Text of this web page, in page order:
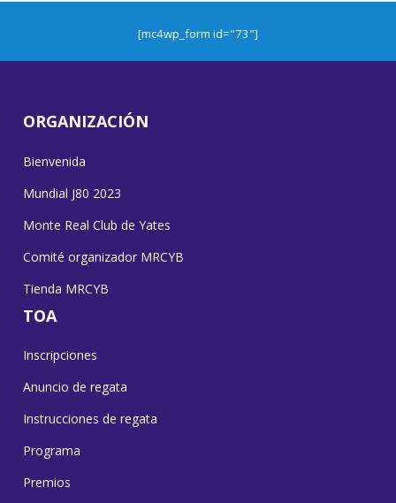
[mc4wp_form id="73"]
ORGANIZACIÓN
Bienvenida
Mundial J80 2023
Monte Real Club de Yates
Comité organizador MRCYB
Tienda MRCYB
TOA
Inscripciones
Anuncio de regata
Instrucciones de regata
Programa
Premios